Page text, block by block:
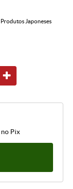
Produtos Japoneses
no Pix